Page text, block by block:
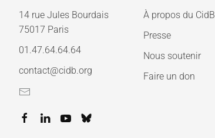
14 rue Jules Bourdais
75017 Paris
01.47.64.64.64
contact@cidb.org
À propos du CidB
Presse
Nous soutenir
Faire un don